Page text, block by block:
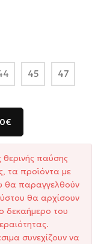
45 47
παύσης
τα προϊόντα με
θα παραγγελθούν
θα αρχίσουν
δεκαήμερο του
συνεχίζουν να